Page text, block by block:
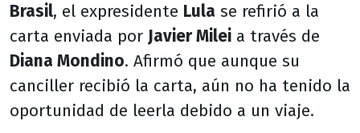
Brasil, el expresidente Lula se refirió a la
carta enviada por Javier Milei a través de
Diana Mondino. Afirmó que aunque su
canciller recibió la carta, aún no ha tenido la
oportunidad de leerla debido a un viaje.